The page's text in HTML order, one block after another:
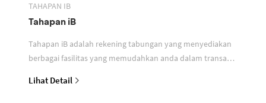
TAHAPAN IB
Tahapan iB
Tahapan iB adalah rekening tabungan yang menyediakan
berbagai fasilitas yang memudahkan anda dalam transaksi
Lihat Detail